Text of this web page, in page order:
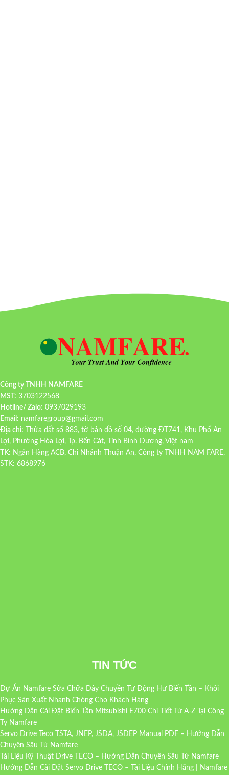
Công ty TNHH NAMFARE
MST: 3703122568
Hotline/ Zalo: 0937029193
Email: namfaregroup@gmail.com
Địa chỉ: Thửa đất số 883, tờ bản đồ số 04, đường ĐT741, Khu Phố An
Lợi, Phường Hòa Lợi, Tp. Bến Cát, Tỉnh Bình Dương, Việt nam
TK: Ngân Hàng ACB, Chi Nhánh Thuận An, Công ty TNHH NAM FARE,
STK: 6868976
TIN TỨC
Dự Án Namfare Sửa Chữa Dây Chuyền Tự Động Hư Biến Tần – Khôi
Phục Sản Xuất Nhanh Chóng Cho Khách Hàng
Hướng Dẫn Cài Đặt Biến Tần Mitsubishi E700 Chi Tiết Từ A-Z Tại Công
Ty Namfare
Servo Drive Teco TSTA, JNEP, JSDA, JSDEP Manual PDF – Hướng Dẫn
Chuyên Sâu Từ Namfare
Tài Liệu Kỹ Thuật Drive TECO – Hướng Dẫn Chuyên Sâu Từ Namfare
Hướng Dẫn Cài Đặt Servo Drive TECO – Tài Liệu Chính Hãng | Namfare